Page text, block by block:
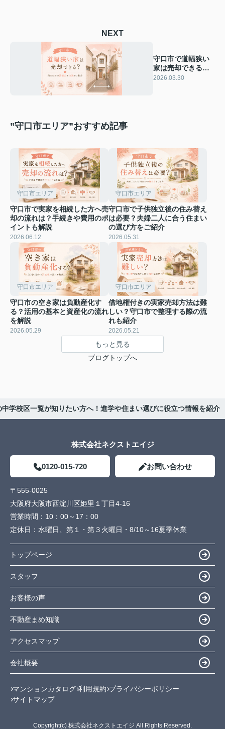
NEXT
守口市で道幅狭い
家は売却できる？
売るための注意点
2026.03.30
”守口市エリア”おすすめ記事
守口市エリア
守口市で実家を相続した方へ売
却の流れは？手続きや費用のポ
イントも解説
2026.06.12
守口市エリア
守口市で子供独立後の住み替え
は必要？夫婦二人に合う住まい
の選び方をご紹介
2026.05.31
守口市エリア
守口市の空き家は負動産化す
る？活用の基本と資産化の流れ
を解説
2026.05.29
守口市エリア
借地権付きの実家売却方法は難
しい？守口市で整理する際の流
れも紹介
2026.05.21
もっと見る
ブログトップへ
中学校区一覧が知りたい方へ！進学や住まい選びに役立つ情報を紹介
株式会社ネクストエイジ
0120-015-720 お問い合わせ
〒555-0025
大阪府大阪市西淀川区姫里１丁目4-16
営業時間： 10：00～17：00
定休日： 水曜日、第１・第３火曜日・8/10～16夏季休業
トップページ
スタッフ
お客様の声
不動産まめ知識
アクセスマップ
会社概要
マンションカタログ 利用規約 プライバシーポリシー
サイトマップ
Copyright(c) 株式会社ネクストエイジ All Rights Reserved.